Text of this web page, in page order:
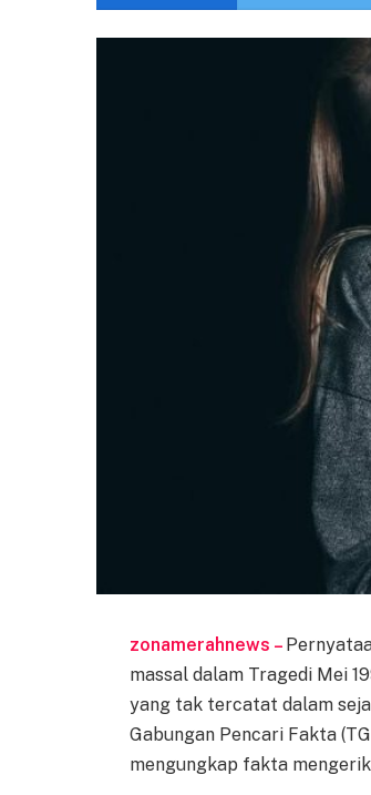
zonamerahnews –
massal dalam Tragedi Mei
yang tak tercatat dalam
Gabungan Pencari Fakta
mengungkap fakta